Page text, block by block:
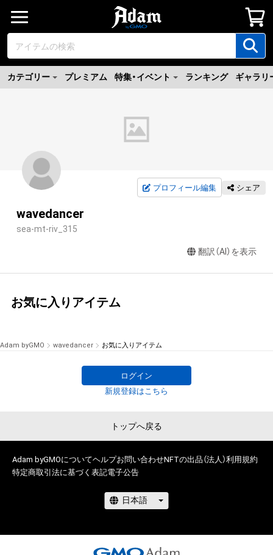
カテゴリー プレミアム 特集・イベント ランキング ギャラリ
プロフィール編集 シェア
wavedancer
sea-mt-riv_315
翻訳（AI）を表示
お気に入りアイテム
Adam byGMO wavedancer お気に入りアイテム
ログイン
新規登録はこちら
トップへ戻る
Adam byGMOについてヘルプお問い合わせNFTの出品（法人）利用規約
特定商取引法に基づく表記電子公告